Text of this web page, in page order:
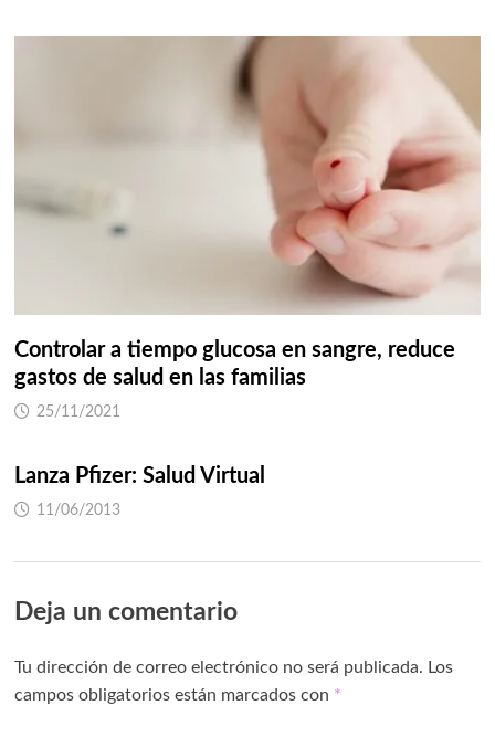
Controlar a tiempo glucosa en sangre, reduce
gastos de salud en las familias
25/11/2021
Lanza Pfizer: Salud Virtual
11/06/2013
Deja un comentario
Tu dirección de correo electrónico no será publicada. Los
campos obligatorios están marcados con *